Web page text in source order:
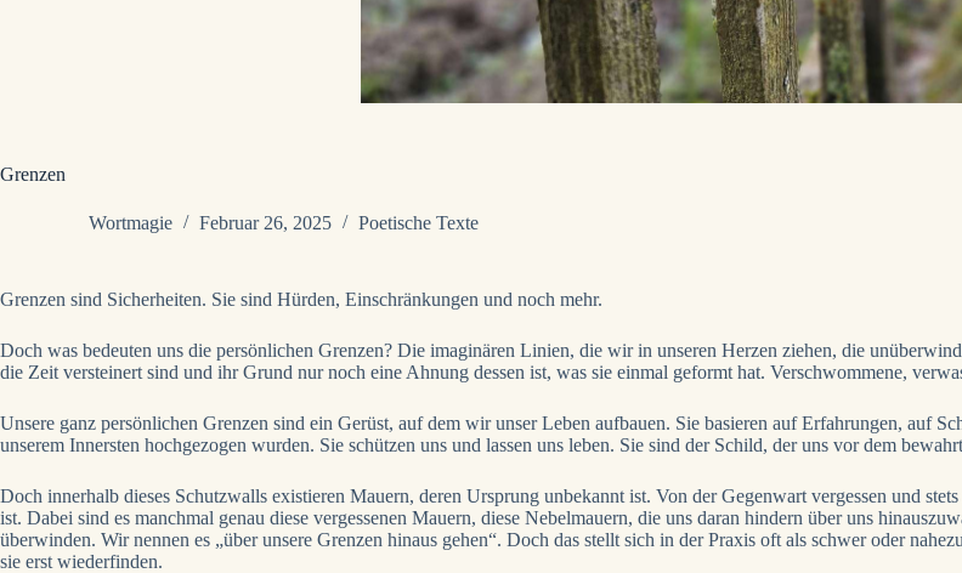
Grenzen
Wortmagie Februar 26, 2025 Poetische Texte
Grenzen sind Sicherheiten. Sie sind Hürden, Einschränkungen und noch mehr.
Doch was bedeuten uns die persönlichen Grenzen? Die imaginären Linien, die wir in unseren Herzen ziehen, die
die Zeit versteinert sind und ihr Grund nur noch eine Ahnung dessen ist, was sie einmal geformt hat. Verschwommene,
Unsere ganz persönlichen Grenzen sind ein Gerüst, auf dem wir unser Leben aufbauen. Sie basieren auf Erfahrungen, auf
unserem Innersten hochgezogen wurden. Sie schützen uns und lassen uns leben. Sie sind der Schild, der uns vor dem
Doch innerhalb dieses Schutzwalls existieren Mauern, deren Ursprung unbekannt ist. Von der Gegenwart vergessen und
ist. Dabei sind es manchmal genau diese vergessenen Mauern, diese Nebelmauern, die uns daran hindern über uns
überwinden. Wir nennen es „über unsere Grenzen hinaus gehen“. Doch das stellt sich in der Praxis oft als schwer oder
sie erst wiederfinden.